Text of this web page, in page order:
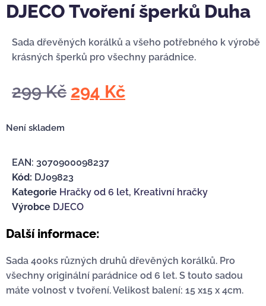
DJECO Tvoření šperků Duha
Sada dřevěných korálků a všeho potřebného k výrobě
krásných šperků pro všechny parádnice.
299Kč 294 Kč
Není skladem
EAN: 3070900098237
Kód: DJ09823
Kategorie Hračky od 6 let, Kreativní hračky
Výrobce DJECO
Další informace:
Sada 400ks různých druhů dřevěných korálků. Pro
všechny originální parádnice od 6 let. S touto sadou
máte volnost v tvoření. Velikost balení: 15 x15 x 4cm.